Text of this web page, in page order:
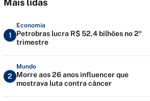
Mais lidas
1
Economia
Petrobras lucra R$ 52,4 bilhões no 2º
trimestre
2
Mundo
Morre aos 26 anos influencer que
mostrava luta contra câncer